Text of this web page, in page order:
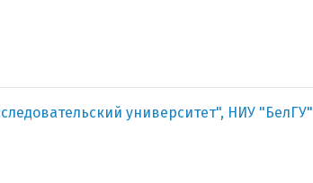
университет", НИУ "БелГУ"